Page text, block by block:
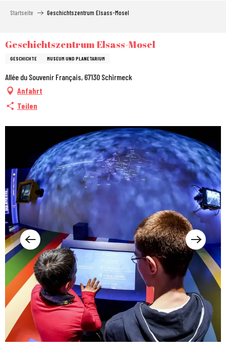
principal
Startseite Geschichtszentrum Elsass-Mosel
Geschichtszentrum Elsass-Mosel
GESCHICHTE MUSEUM UND PLANETARIUM
Allée du Souvenir Français, 67130 Schirmeck
Anfahrt
Teilen